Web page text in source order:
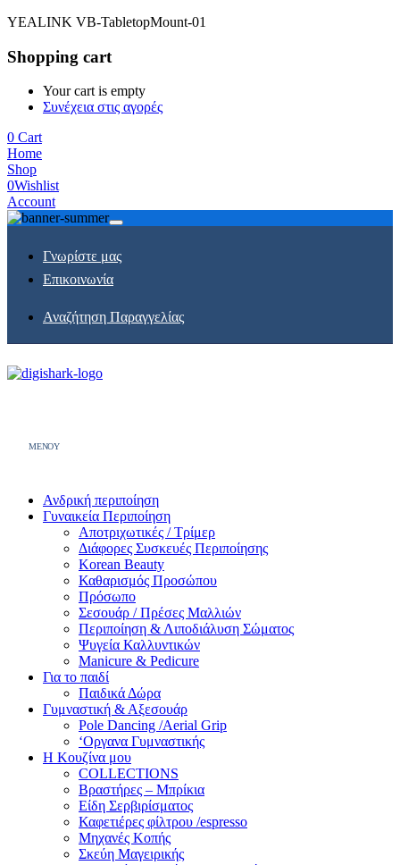
YEALINK VB-TabletopMount-01
Shopping cart
Your cart is empty
Συνέχεια στις αγορές
0 Cart
Home
Shop
0Wishlist
Account
Γνωρίστε μας
Επικοινωνία
Αναζήτηση Παραγγελίας
MENOY
Ανδρική περιποίηση
Γυναικεία Περιποίηση
Αποτριχωτικές / Τρίμερ
Διάφορες Συσκευές Περιποίησης
Korean Beauty
Καθαρισμός Προσώπου
Πρόσωπο
Σεσουάρ / Πρέσες Μαλλιών
Περιποίηση & Λιποδιάλυση Σώματος
Ψυγεία Καλλυντικών
Manicure & Pedicure
Για το παιδί
Παιδικά Δώρα
Γυμναστική & Αξεσουάρ
Pole Dancing /Aerial Grip
‘Οργανα Γυμναστικής
Η Κουζίνα μου
COLLECTIONS
Βραστήρες – Μπρίκια
Είδη Σερβιρίσματος
Καφετιέρες φίλτρου /espresso
Μηχανές Κοπής
Σκεύη Μαγειρικής